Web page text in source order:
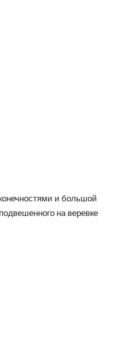
и большой
на веревке